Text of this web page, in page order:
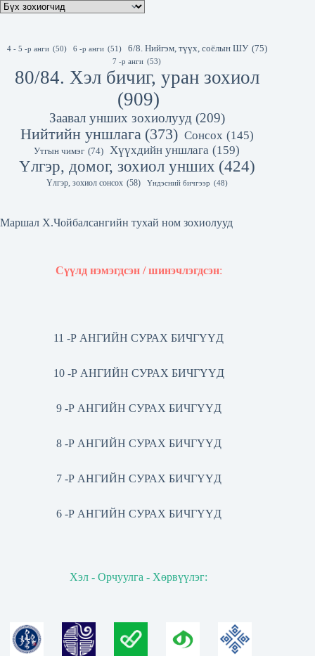
4 - 5 -р анги (50) 6 -р анги (51) 6/8. Нийгэм, түүх, соёлын ШУ (75)
7 -р анги (53)
80/84. Хэл бичиг, уран зохиол
(909)
Заавал унших зохиолууд (209)
Нийтийн уншлага (373) Сонсох (145)
Утгын чимэг (74) Хүүхдийн уншлага (159)
Үлгэр, домог, зохиол унших (424)
Үлгэр, зохиол сонсох (58) Үндэсний бичгээр (48)
Маршал Х.Чойбалсангийн тухай ном зохиолууд
Сүүлд нэмэгдсэн / шинэчлэгдсэн:
11 -Р АНГИЙН СУРАХ БИЧГҮҮД
10 -Р АНГИЙН СУРАХ БИЧГҮҮД
9 -Р АНГИЙН СУРАХ БИЧГҮҮД
8 -Р АНГИЙН СУРАХ БИЧГҮҮД
7 -Р АНГИЙН СУРАХ БИЧГҮҮД
6 -Р АНГИЙН СУРАХ БИЧГҮҮД
Хэл - Орчуулга - Хөрвүүлэг: